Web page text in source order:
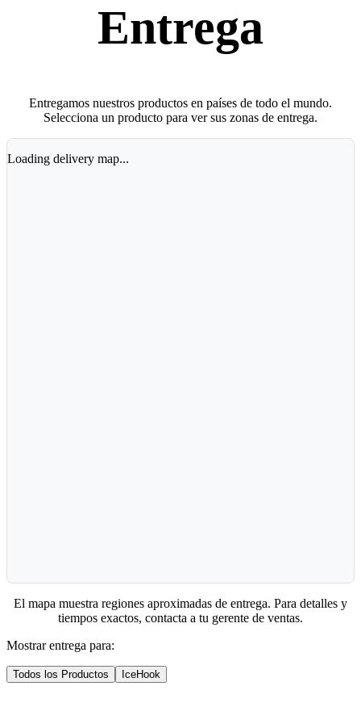
Entrega
Entregamos nuestros productos en países de todo el mundo.
Selecciona un producto para ver sus zonas de entrega.
Loading delivery map...
El mapa muestra regiones aproximadas de entrega. Para detalles y
tiempos exactos, contacta a tu gerente de ventas.
Mostrar entrega para:
Todos los Productos IceHook